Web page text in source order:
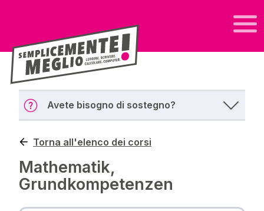
Avete bisogno di sostegno?
Torna all'elenco dei corsi
Mathematik,
Grundkompetenzen